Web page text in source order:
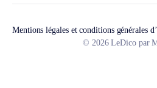
Mentions légales et conditions générales
© 2026 LeDico par